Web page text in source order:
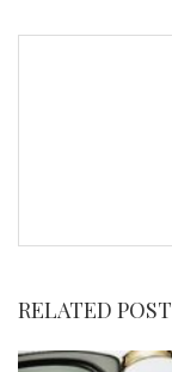
RELATED